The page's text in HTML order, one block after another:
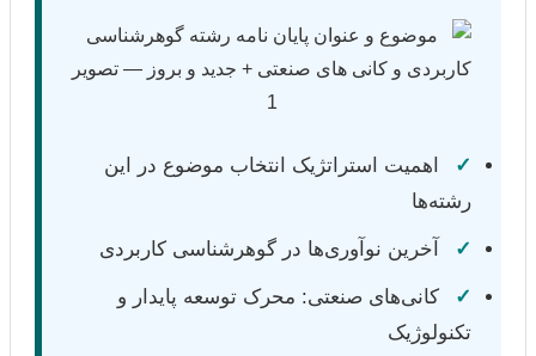
✓
اهمیت استراتژیک انتخاب موضوع در این
رشته‌ها
✓ آخرین نوآوری‌ها در گوهرشناسی کاربردی
✓
کانی‌های صنعتی: محرک توسعه پایدار و
تکنولوژیک